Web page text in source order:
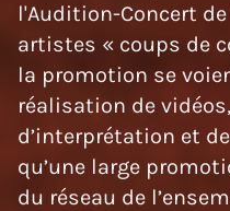
l'Audition-Concert
artistes « coups de
la promotion se
réalisation de
d’interprétation et
qu’une large
du réseau de